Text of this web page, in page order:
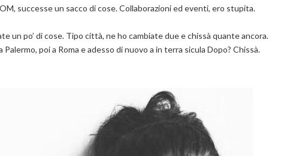
successe un sacco di cose. Collaborazioni ed eventi, ero stupita.
un po’ di cose. Tipo città, ne ho cambiate due e chissà quante ancora.
poi a Roma e adesso di nuovo a in terra sicula Dopo? Chissà.